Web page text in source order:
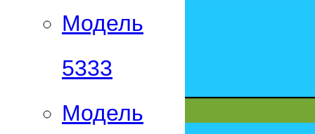
Модель
5333
Модель